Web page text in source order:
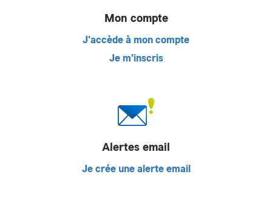
Mon compte
J'accède à mon compte
Je m'inscris
Alertes email
Je crée une alerte email